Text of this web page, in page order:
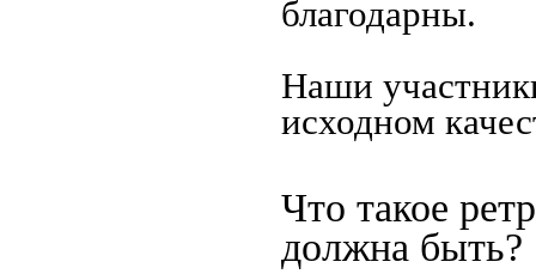
благодарны.
Наши
исходном
Что такое
должна быть?